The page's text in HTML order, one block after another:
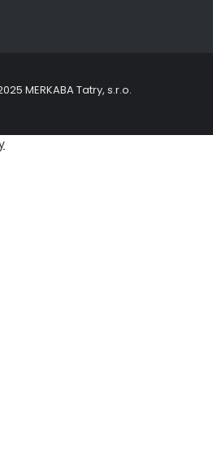
MERKABA Tatry, s.r.o.